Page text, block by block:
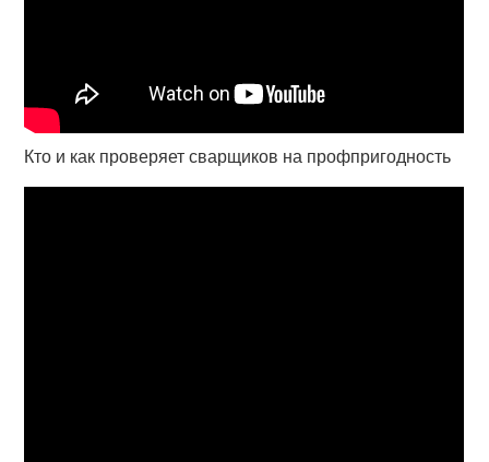
Кто и как проверяет сварщиков на профпригодность